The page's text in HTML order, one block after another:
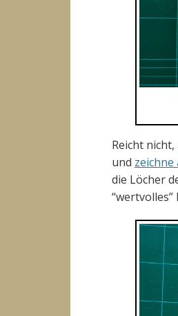
Reicht
und zeichne
die Löcher